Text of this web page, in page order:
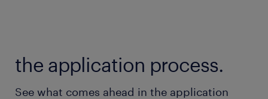
the application process.
See what comes ahead in the application